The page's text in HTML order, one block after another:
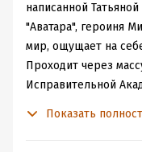
написанной
"Аватара", героиня
мир, ощущает на
Проходит через
Исправительной
Показать